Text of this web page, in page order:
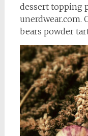
dessert topping
unerdwear.com.
bears powder